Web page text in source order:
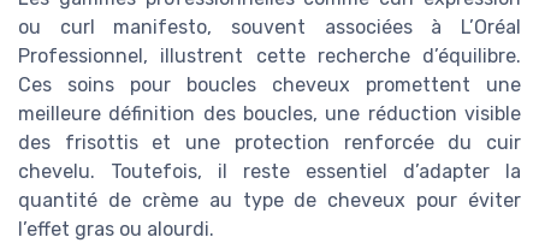
ou curl manifesto, souvent associées à L’Oréal
Professionnel, illustrent cette recherche d’équilibre.
Ces soins pour boucles cheveux promettent une
meilleure définition des boucles, une réduction visible
des frisottis et une protection renforcée du cuir
chevelu. Toutefois, il reste essentiel d’adapter la
quantité de crème au type de cheveux pour éviter
l’effet gras ou alourdi.